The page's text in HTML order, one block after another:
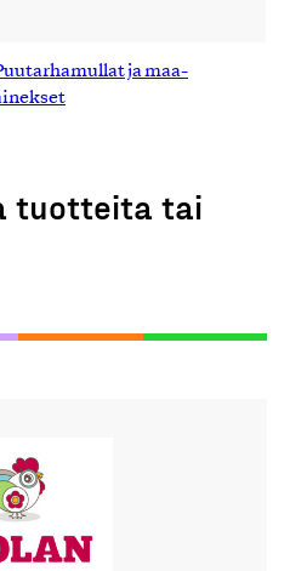
ja maa-
tuotteita tai